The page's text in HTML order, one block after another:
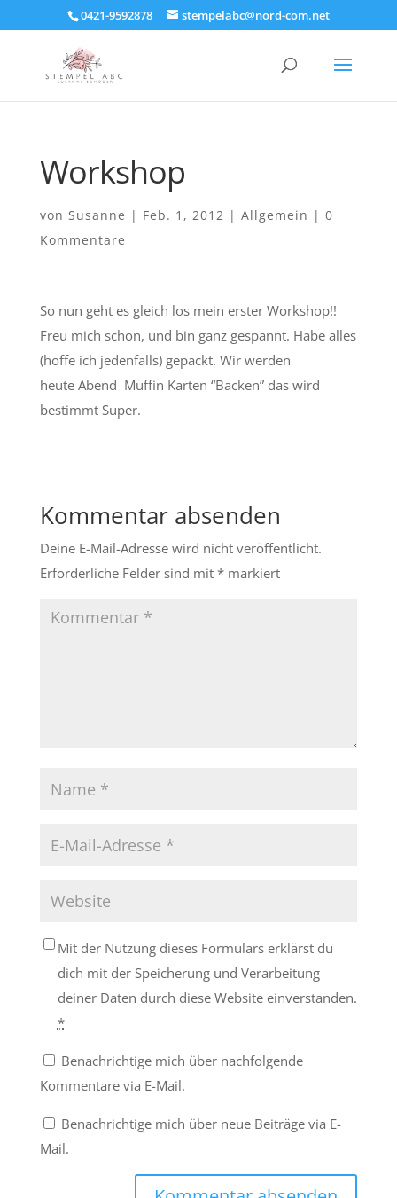
0421-9592878 stempelabc@nord-com.net
Workshop
von Susanne | Feb. 1, 2012 | Allgemein | 0
Kommentare
So nun geht es gleich los mein erster Workshop!!
Freu mich schon, und bin ganz gespannt. Habe alles
(hoffe ich jedenfalls) gepackt. Wir werden
heute Abend Muffin Karten “Backen” das wird
bestimmt Super.
Kommentar absenden
Deine E-Mail-Adresse wird nicht veröffentlicht.
Erforderliche Felder sind mit *markiert
Mit der Nutzung dieses Formulars erklärst du
dich mit der Speicherung und Verarbeitung
deiner Daten durch diese Website einverstanden.
*
Benachrichtige mich über nachfolgende
Kommentare via E-Mail.
Benachrichtige mich über neue Beiträge via E-
Mail.